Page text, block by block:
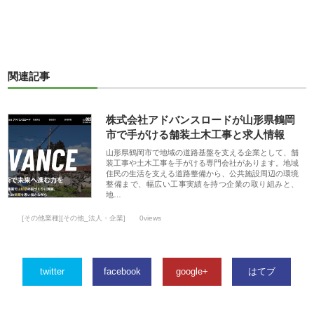
関連記事
株式会社アドバンスロードが山形県鶴岡
市で手がける舗装土木工事と求人情報
山形県鶴岡市で地域の道路基盤を支える企業として、舗
装工事や土木工事を手がける専門会社があります。地域
住民の生活を支える道路整備から、公共施設周辺の環境
整備まで、幅広い工事実績を持つ企業の取り組みと、
地…
[その他業種][その他_法人・企業] 0views
twitter facebook google+ はてブ